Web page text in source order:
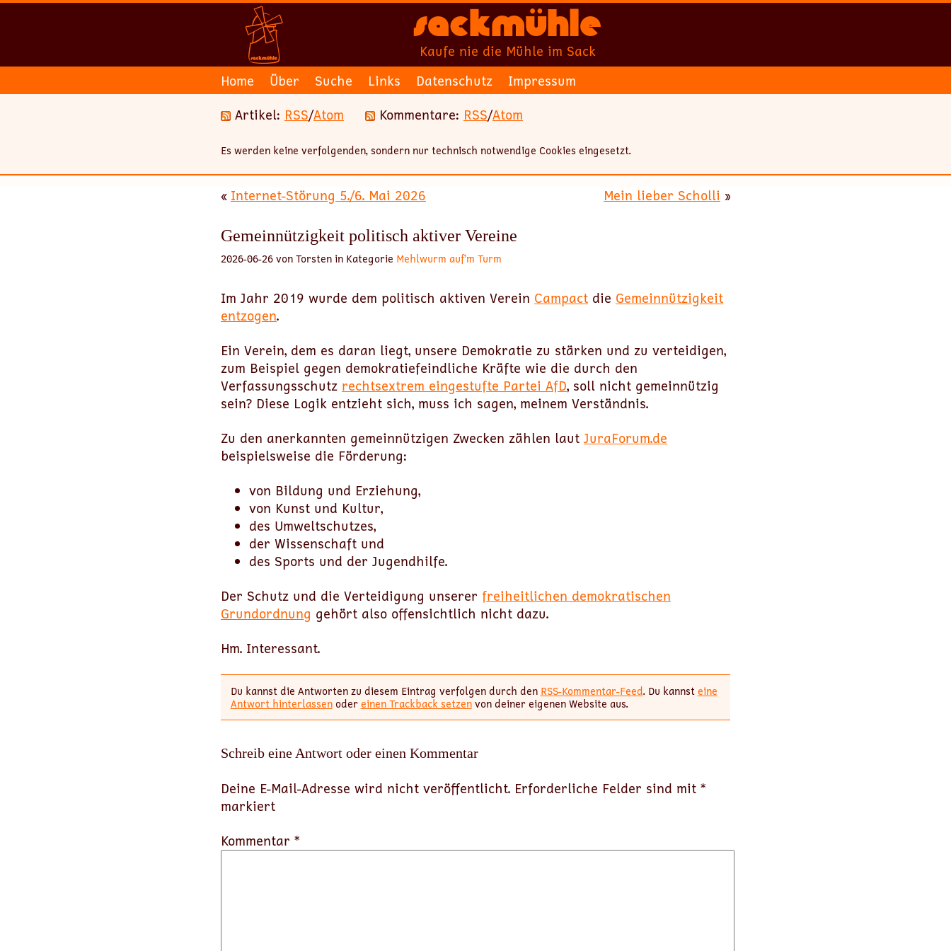
Sackmühle
Kaufe nie die Mühle im Sack
Home
Über Suche Links Datenschutz
Impressum
Artikel: RSS/Atom Kommentare: RSS/Atom
Es werden keine verfolgenden, sondern nur technisch notwendige Cookies eingesetzt.
« Internet-Störung 5./6. Mai 2026 Mein lieber Scholli »
Gemeinnützigkeit politisch aktiver Vereine
2026-06-26 von Torsten in Kategorie Mehlwurm auf’m Turm
Im Jahr 2019 wurde dem politisch aktiven Verein Campact die Gemeinnützigkeit
entzogen.
Ein Verein, dem es daran liegt, unsere Demokratie zu stärken und zu verteidigen,
zum Beispiel gegen demokratiefeindliche Kräfte wie die durch den
Verfassungsschutz rechtsextrem eingestufte Partei AfD, soll nicht gemeinnützig
sein? Diese Logik entzieht sich, muss ich sagen, meinem Verständnis.
Zu den anerkannten gemeinnützigen Zwecken zählen laut JuraForum.de
beispielsweise die Förderung:
von Bildung und Erziehung,
von Kunst und Kultur,
des Umweltschutzes,
der Wissenschaft und
des Sports und der Jugendhilfe.
Der Schutz und die Verteidigung unserer freiheitlichen demokratischen
Grundordnung gehört also offensichtlich nicht dazu.
Hm. Interessant.
Du kannst die Antworten zu diesem Eintrag verfolgen durch den RSS-Kommentar-Feed. Du kannsteine
Antwort hinterlassenodereinen Trackback setzenvon deiner eigenen Website aus.
Schreib eine Antwort oder einen Kommentar
Deine E-Mail-Adresse wird nicht veröffentlicht. Erforderliche Felder sind mit *
markiert
Kommentar *